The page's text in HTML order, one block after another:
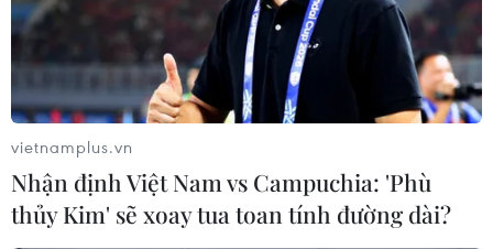
vietnamplus.vn
Nhận định Việt Nam vs Campuchia: 'Phù
thủy Kim' sẽ xoay tua toan tính đường dài?